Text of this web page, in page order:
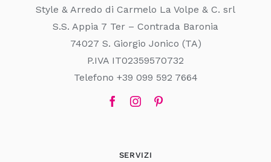
Style & Arredo di Carmelo La Volpe & C. srl
S.S. Appia 7 Ter – Contrada Baronia
74027 S. Giorgio Jonico (TA)
P.IVA IT02359570732
Telefono +39 099 592 7664
SERVIZI